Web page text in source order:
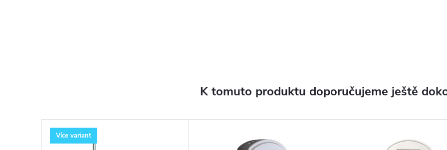
K tomuto produktu doporučujeme ještě
Více variant